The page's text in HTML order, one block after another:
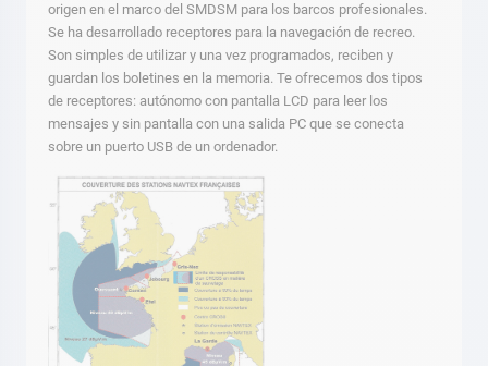
origen en el marco del SMDSM para los barcos profesionales.
Se ha desarrollado receptores para la navegación de recreo.
Son simples de utilizar y una vez programados, reciben y
guardan los boletines en la memoria. Te ofrecemos dos tipos
de receptores: autónomo con pantalla LCD para leer los
mensajes y sin pantalla con una salida PC que se conecta
sobre un puerto USB de un ordenador.